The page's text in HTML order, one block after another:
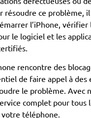
résoudre ce problème,
l’iPhone, vérifier
le logiciel et les
rencontre des
de faire appel à
le problème. Avec
complet pour tous
votre téléphone.